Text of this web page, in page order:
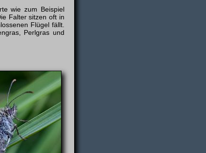
wie zum Beispiel
Falter sitzen oft in
Flügel fällt.
Perlgras und